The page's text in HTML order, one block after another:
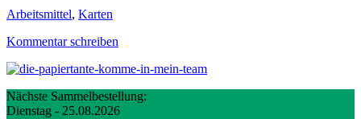
Arbeitsmittel, Karten
Kommentar schreiben
Nächste Sammelbestellung:
Dienstag - 25.08.2026